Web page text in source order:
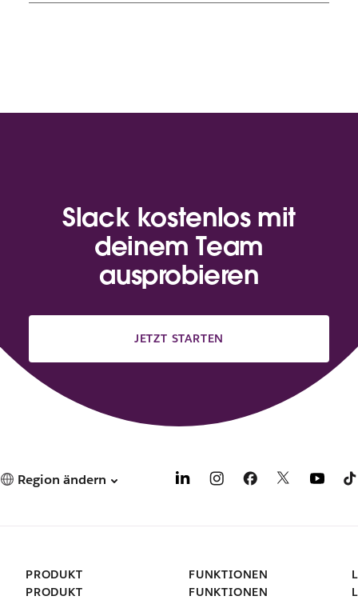
Slack kostenlos mit
deinem Team
ausprobieren
JETZT STARTEN
Region ändern
PRODUKT
PRODUKT
FUNKTIONEN
FUNKTIONEN